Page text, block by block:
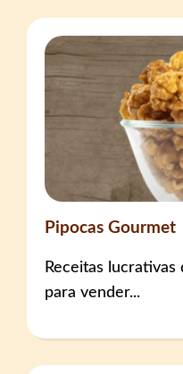
Pipocas Gourmet
Receitas
para vender...